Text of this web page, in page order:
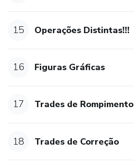
15 Operações Distintas!!!
16 Figuras Gráficas
17 Trades de Rompimento
18 Trades de Correção